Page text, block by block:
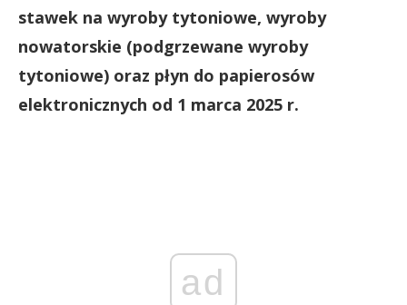
stawek na wyroby tytoniowe, wyroby
nowatorskie (podgrzewane wyroby
tytoniowe) oraz płyn do papierosów
elektronicznych od 1 marca 2025 r.
ad